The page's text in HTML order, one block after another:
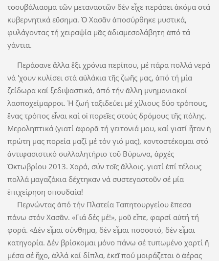
τσουβάλιασμα τῶν μεταναστῶν δέν εἶχε περάσει ἀκόμα στά
κυβερνητικά εὔσημα. Ὁ Χασᾶν ἀποσύρθηκε μυστικά,
φυλάγοντας τή χειραψία μᾶς ἀδιαμεσολάβητη ἀπό τά
γάντια.
Περάσανε ἄλλα ἔξι χρόνια περίπου, μέ πάρα πολλά νερά
νά 'χουν κυλίσει στά αὐλάκια τῆς ζωῆς μας, ἀπό τή μία
ζείδωρα καί ξεδιψαστικά, ἀπό τήν ἄλλη μνημονιακοί
λασποχείμαρροι. Ἡ ζωή ταξιδεύει μέ χίλιους δύο τρόπους,
ἕνας τρόπος εἶναι καί οἱ πορεῖες στούς δρόμους τῆς πόλης.
Μεροληπτικά (γιατί ἀφορᾶ τή γειτονιά μου, καί γιατί ἦταν ἡ
πρώτη μας πορεία μαζί μέ τόν γιό μας), κοντοστέκομαι στό
ἀντιφασιστικό συλλαλητήριο τοῦ Βύρωνα, ἀρχές
Ὀκτωβρίου 2013. Χαρά, σύν τοῖς ἄλλοις, γιατί ἐπί τέλους
πολλά μαγαζάκια δέχτηκαν νά συστεγαστοῦν σέ μία
ἐπιχείρηση σπουδαία!
Περνώντας ἀπό τήν Πλατεία Ταπητουργείου ἔπεσα
πάνω στόν Χασᾶν. «Γιά δές μέ!», μοῦ εἶπε, φαρσί αὐτή τή
φορά. «Δέν εἶμαι σύνθημα, δέν εἶμαι ποσοστό, δέν εἶμαι
κατηγορία. Δέν βρίσκομαι μόνο πάνω σέ τυπωμένο χαρτί ἤ
μέσα σέ ἦχο, ἀλλά καί δίπλα, ἐκεῖ πού μοιράζεται ὁ ἀέρας